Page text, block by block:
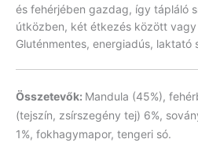
és fehérjében gazdag, így tápláló
útközben, két étkezés között
Gluténmentes, energiadús, laktató
Összetevők: Mandula (45%),
(tejszín, zsírszegény tej) 6%,
1%, fokhagymapor, tengeri só.